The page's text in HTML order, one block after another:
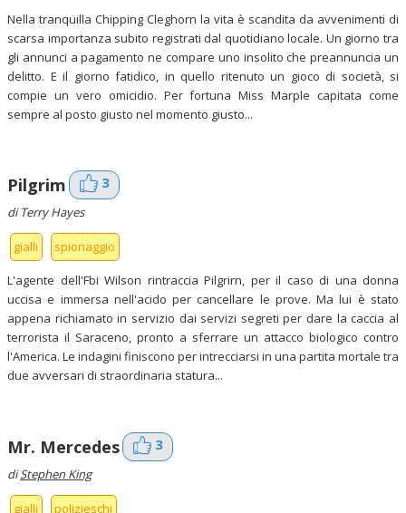
Nella tranquilla Chipping Cleghorn la vita è scandita da avvenimenti di
scarsa importanza subito registrati dal quotidiano locale. Un giorno tra
gli annunci a pagamento ne compare uno insolito che preannuncia un
delitto. E il giorno fatidico, in quello ritenuto un gioco di società, si
compie un vero omicidio. Per fortuna Miss Marple capitata come
sempre al posto giusto nel momento giusto...
Pilgrim 3
di Terry Hayes
gialli spionaggio
L'agente dell'Fbi Wilson rintraccia Pilgrirn, per il caso di una donna
uccisa e immersa nell'acido per cancellare le prove. Ma lui è stato
appena richiamato in servizio dai servizi segreti per dare la caccia al
terrorista il Saraceno, pronto a sferrare un attacco biologico contro
l'America. Le indagini finiscono per intrecciarsi in una partita mortale tra
due avversari di straordinaria statura...
Mr. Mercedes 3
diStephen King
gialli polizieschi